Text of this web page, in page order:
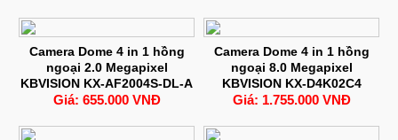
Camera Dome 4 in 1 hồng
ngoại 2.0 Megapixel
KBVISION KX-AF2004S-DL-A
Giá: 655.000 VNĐ
Camera Dome 4 in 1 hồng
ngoại 8.0 Megapixel
KBVISION KX-D4K02C4
Giá: 1.755.000 VNĐ